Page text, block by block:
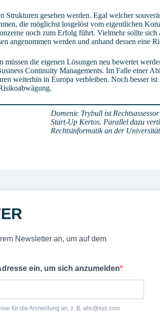
Strukturen gesehen werden. Egal welcher
die möglichst losgelöst vom eigentlichen
noch zum Erfolg führt. Vielmehr sollte
angenommen werden und anhand dessen eine
müssen die eigenen Lösungen neu bewertet
Continuity Managements. Im Falle einer
weiterhin in Europa verbleiben. Noch besser
Domenic Trybull ist
Start-Up Kertos. Parallel dazu
Rechtsinformatik an der